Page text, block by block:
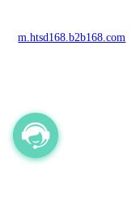
m.htsd168.b2b168.com